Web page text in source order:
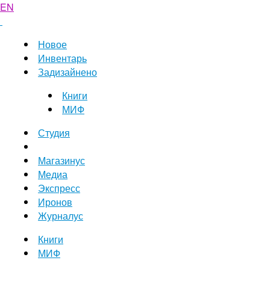
EN
Новое
Инвентарь
Задизайнено
Книги
МИФ
Студия
Магазинус
Медиа
Экспресс
Иронов
Журналус
Книги
МИФ